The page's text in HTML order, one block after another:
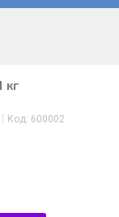
кг
Код: 600002